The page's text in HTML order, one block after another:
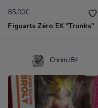
85.00€
Figuarts Zéro EX "Trunks"
Chrimz84